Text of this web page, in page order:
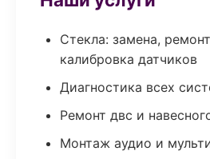
Стекла: замена,
калибровка датчиков
Диагностика всех
Ремонт двс и
Монтаж аудио и